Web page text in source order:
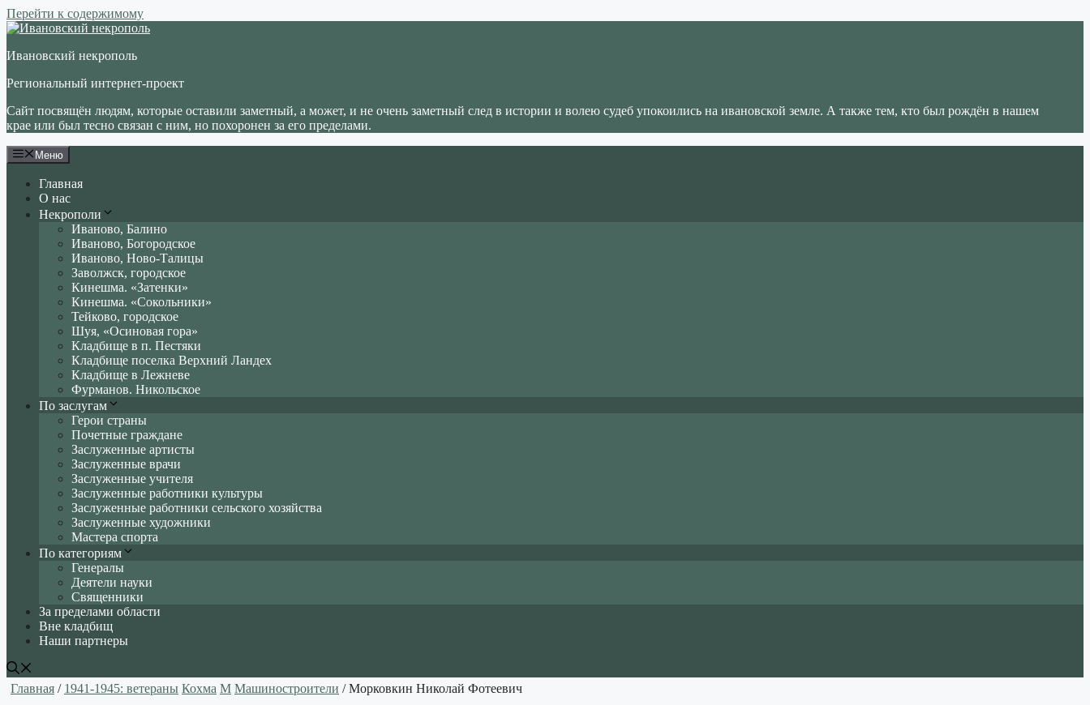
Перейти к содержимому
Ивановский некрополь
Региональный интернет-проект
Сайт посвящён людям, которые оставили заметный, а может, и не очень заметный след в истории и волею судеб упокоились на ивановской земле. А также тем, кто был рождён в нашем
крае или был тесно связан с ним, но похоронен за его пределами.
Меню
Главная
О нас
Некрополи
Иваново, Балино
Иваново, Богородское
Иваново, Ново-Талицы
Заволжск, городское
Кинешма. «Затенки»
Кинешма. «Сокольники»
Тейково, городское
Шуя, «Осиновая гора»
Кладбище в п. Пестяки
Кладбище поселка Верхний Ландех
Кладбище в Лежневе
Фурманов. Никольское
По заслугам
Герои страны
Почетные граждане
Заслуженные артисты
Заслуженные врачи
Заслуженные учителя
Заслуженные работники культуры
Заслуженные работники сельского хозяйства
Заслуженные художники
Мастера спорта
По категориям
Генералы
Деятели науки
Священники
За пределами области
Вне кладбищ
Наши партнеры
Главная / 1941-1945: ветераны Кохма М Машиностроители / Морковкин Николай Фотеевич